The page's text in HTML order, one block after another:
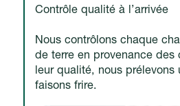
Contrôle qualité à l’arrivée
Nous contrôlons chaque
de terre en provenance
leur qualité, nous
faisons frire.